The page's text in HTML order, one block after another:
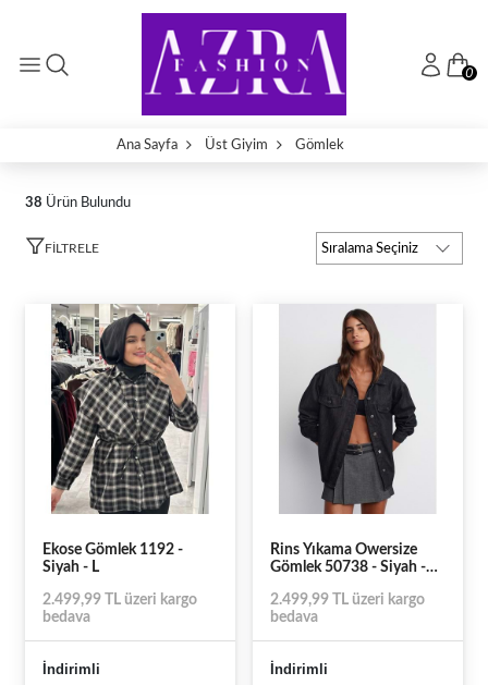
0
Ana Sayfa Üst Giyim Gömlek
38 Ürün Bulundu
FILTRELE
Ekose Gömlek 1192 -
Siyah - L
2.499,99 TL üzeri kargo
bedava
İndirimli
Rins Yıkama Owersize
Gömlek 50738 - Siyah -
2.499,99 TL üzeri kargo
bedava
İndirimli